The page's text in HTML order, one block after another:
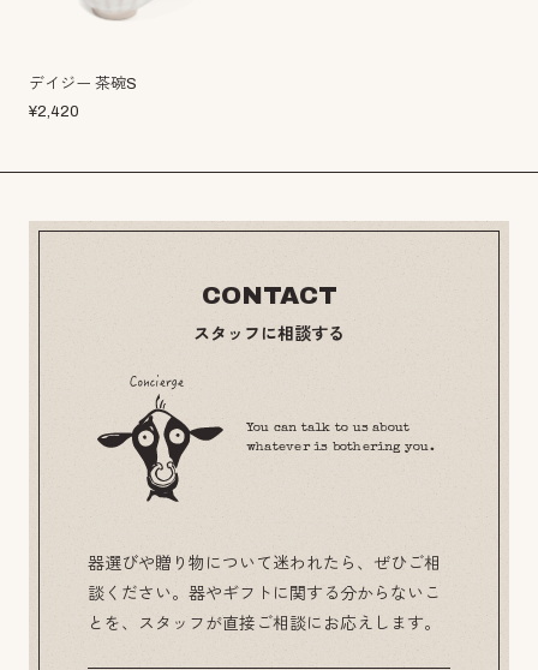
デイジー 茶碗S
¥2,420
CONTACT
スタッフに相談する
You can talk to us about
whatever is bothering you.
器選びや贈り物について迷われたら、ぜひご相
談ください。器やギフトに関する分からないこ
とを、スタッフが直接ご相談にお応えします。